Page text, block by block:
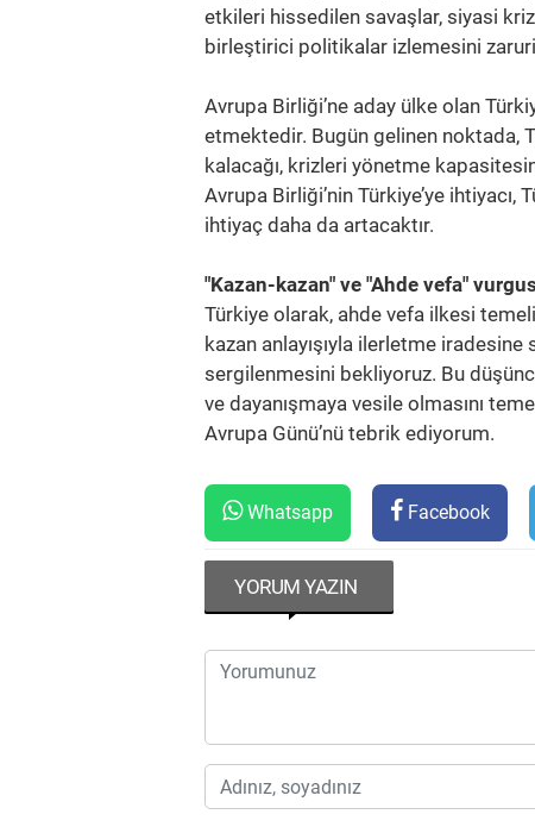
etkileri hissedilen savaşlar, siyasi
birleştirici politikalar izlemesini
Avrupa Birliği’ne aday ülke olan
etmektedir. Bugün gelinen noktada,
kalacağı, krizleri yönetme
Avrupa Birliği’nin Türkiye’ye ihtiyacı,
ihtiyaç daha da artacaktır.
"Kazan-kazan" ve "Ahde vefa"
Türkiye olarak, ahde vefa ilkesi
kazan anlayışıyla ilerletme
sergilenmesini bekliyoruz. Bu
ve dayanışmaya vesile olmasını
Avrupa Günü’nü tebrik ediyorum.
Whatsapp Facebook
YORUM YAZIN